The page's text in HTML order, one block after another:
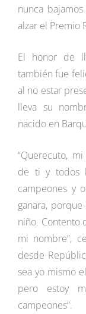
nunca
alzar el Premio
El honor de
también fue
al no estar
lleva su
nacido en
“Querecuto,
de ti y todos
campeones y
ganara,
niño. Contento
mi nombre”,
desde
sea yo mismo
pero estoy
campeones”.